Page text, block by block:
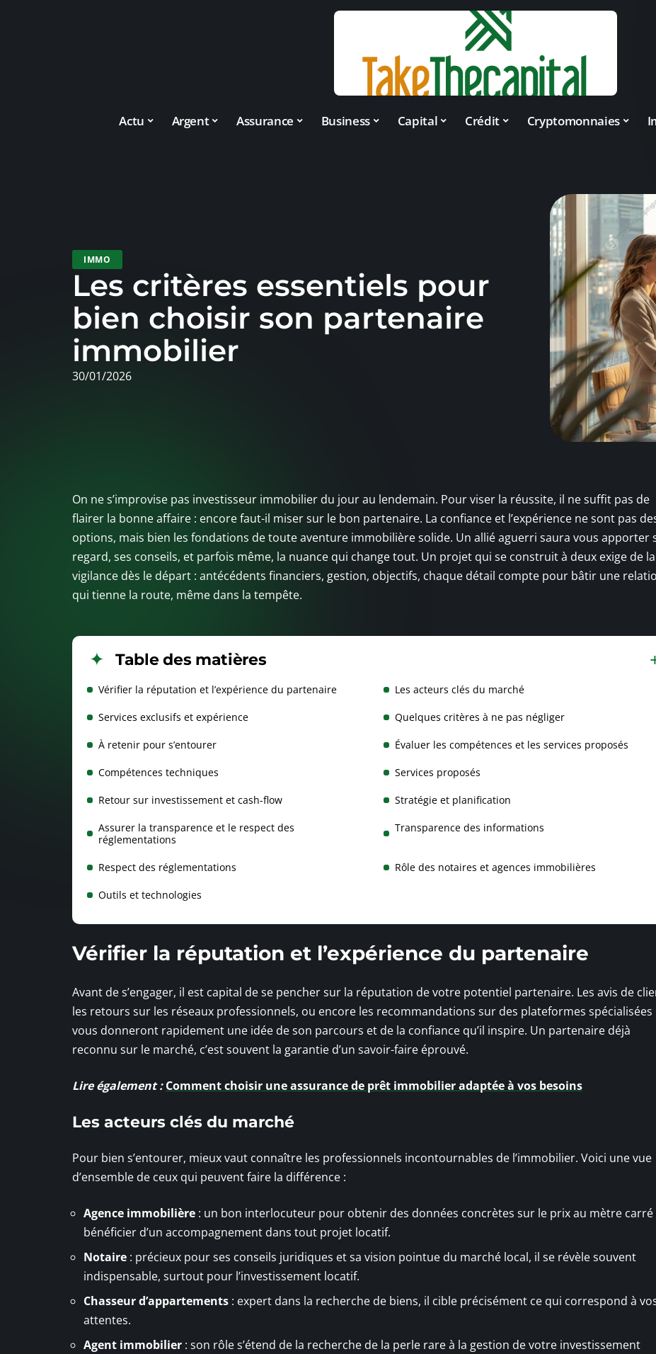
Actu Argent Assurance Business Capital Crédit Cryptomonnaies
IMMO
Les critères essentiels pour
bien choisir son partenaire
immobilier
30/01/2026
On ne s’improvise pas investisseur immobilier du jour au lendemain. Pour viser la réussite, il ne suffit pas de
flairer la bonne affaire : encore faut-il miser sur le bon partenaire. La confiance et l’expérience ne sont pas
options, mais bien les fondations de toute aventure immobilière solide. Un allié aguerri saura vous apporter
regard, ses conseils, et parfois même, la nuance qui change tout. Un projet qui se construit à deux exige de la
vigilance dès le départ : antécédents financiers, gestion, objectifs, chaque détail compte pour bâtir une
qui tienne la route, même dans la tempête.
Table des matières
Vérifier la réputation et l’expérience du partenaire Les acteurs clés du marché
Services exclusifs et expérience Quelques critères à ne pas négliger
À retenir pour s’entourer Évaluer les compétences et les services proposés
Compétences techniques Services proposés
Retour sur investissement et cash-flow Stratégie et planification
Assurer la transparence et le respect des
réglementations
Transparence des informations
Respect des réglementations Rôle des notaires et agences immobilières
Outils et technologies
Vérifier la réputation et l’expérience du partenaire
Avant de s’engager, il est capital de se pencher sur la réputation de votre potentiel partenaire. Les avis de
les retours sur les réseaux professionnels, ou encore les recommandations sur des plateformes spécialisées
vous donneront rapidement une idée de son parcours et de la confiance qu’il inspire. Un partenaire déjà
reconnu sur le marché, c’est souvent la garantie d’un savoir-faire éprouvé.
Lire également : Comment choisir une assurance de prêt immobilier adaptée à vos besoins
Les acteurs clés du marché
Pour bien s’entourer, mieux vaut connaître les professionnels incontournables de l’immobilier. Voici une vue
d’ensemble de ceux qui peuvent faire la différence :
Agence immobilière : un bon interlocuteur pour obtenir des données concrètes sur le prix au mètre carré
bénéficier d’un accompagnement dans tout projet locatif.
Notaire : précieux pour ses conseils juridiques et sa vision pointue du marché local, il se révèle souvent
indispensable, surtout pour l’investissement locatif.
Chasseur d’appartements : expert dans la recherche de biens, il cible précisément ce qui correspond à
attentes.
Agent immobilier : son rôle s’étend de la recherche de la perle rare à la gestion de votre investissement